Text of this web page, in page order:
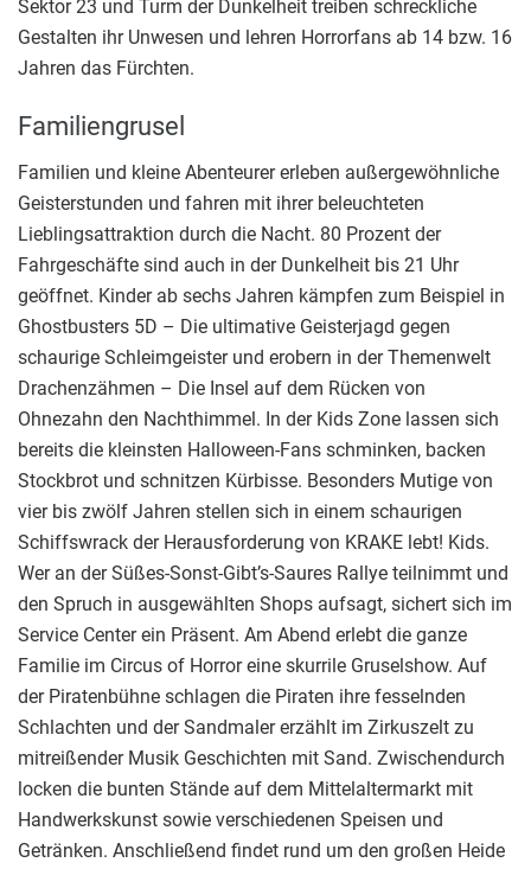
Sektor 23 und Turm der Dunkelheit treiben schreckliche
Gestalten ihr Unwesen und lehren Horrorfans ab 14 bzw. 16
Jahren das Fürchten.
Familiengrusel
Familien und kleine Abenteurer erleben außergewöhnliche
Geisterstunden und fahren mit ihrer beleuchteten
Lieblingsattraktion durch die Nacht. 80 Prozent der
Fahrgeschäfte sind auch in der Dunkelheit bis 21 Uhr
geöffnet. Kinder ab sechs Jahren kämpfen zum Beispiel in
Ghostbusters 5D – Die ultimative Geisterjagd gegen
schaurige Schleimgeister und erobern in der Themenwelt
Drachenzähmen – Die Insel auf dem Rücken von
Ohnezahn den Nachthimmel. In der Kids Zone lassen sich
bereits die kleinsten Halloween-Fans schminken, backen
Stockbrot und schnitzen Kürbisse. Besonders Mutige von
vier bis zwölf Jahren stellen sich in einem schaurigen
Schiffswrack der Herausforderung von KRAKE lebt! Kids.
Wer an der Süßes-Sonst-Gibt’s-Saures Rallye teilnimmt und
den Spruch in ausgewählten Shops aufsagt, sichert sich im
Service Center ein Präsent. Am Abend erlebt die ganze
Familie im Circus of Horror eine skurrile Gruselshow. Auf
der Piratenbühne schlagen die Piraten ihre fesselnden
Schlachten und der Sandmaler erzählt im Zirkuszelt zu
mitreißender Musik Geschichten mit Sand. Zwischendurch
locken die bunten Stände auf dem Mittelaltermarkt mit
Handwerkskunst sowie verschiedenen Speisen und
Getränken. Anschließend findet rund um den großen Heide